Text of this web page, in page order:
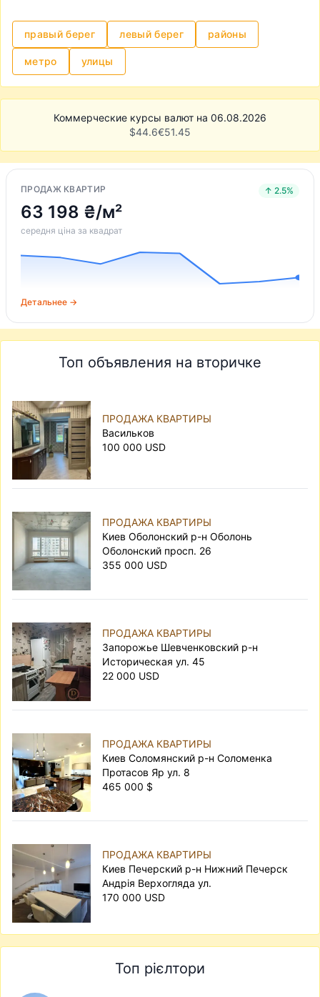
правый берег левый берег районы
метро улицы
Коммерческие курсы валют на 06.08.2026
$44.6€51.45
ПРОДАЖ КВАРТИР ↑ 2.5%
63 198 ₴/м²
середня ціна за квадрат
Детальнее →
Топ объявления на вторичке
ПРОДАЖА КВАРТИРЫ
Васильков
100 000 USD
ПРОДАЖА КВАРТИРЫ
Киев Оболонский р-н Оболонь
Оболонский просп. 26
355 000 USD
ПРОДАЖА КВАРТИРЫ
Запорожье Шевченковский р-н
Историческая ул. 45
22 000 USD
ПРОДАЖА КВАРТИРЫ
Киев Соломянский р-н Соломенка
Протасов Яр ул. 8
465 000 $
ПРОДАЖА КВАРТИРЫ
Киев Печерский р-н Нижний Печерск
Андрія Верхогляда ул.
170 000 USD
Топ рієлтори